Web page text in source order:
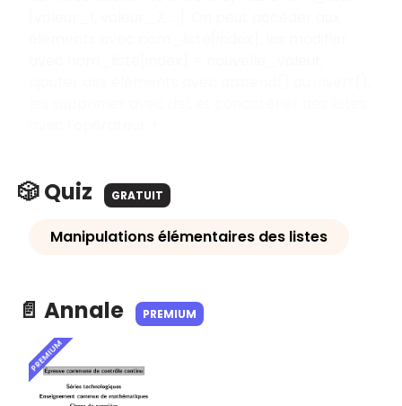
🎲 Quiz GRATUIT
Manipulations élémentaires des listes
📄 Annale PREMIUM
PREMIUM